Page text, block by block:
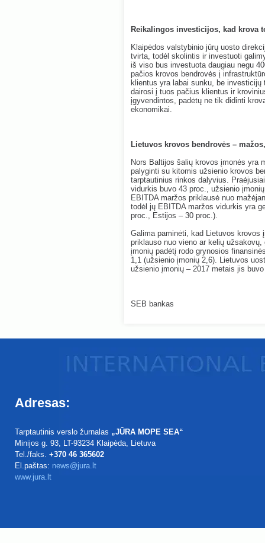
Reikalingos investicijos, kad krova
Klaipėdos valstybinio jūrų uosto
tvirta, todėl skolintis ir investuoti
iš viso bus investuota daugiau negu
pačios krovos bendrovės į
klientus yra labai sunku, be
dairosi į tuos pačius klientus ir
įgyvendintos, padėtų ne tik didinti
ekonomikai.
Lietuvos krovos bendrovės –
Nors Baltijos šalių krovos įmonės yra
palyginti su kitomis užsienio krovos
tarptautinius rinkos dalyvius.
vidurkis buvo 43 proc., užsienio
EBITDA maržos priklausė nuo
todėl jų EBITDA maržos vidurkis yra
proc., Estijos – 30 proc.).
Galima paminėti, kad Lietuvos
priklauso nuo vieno ar kelių
įmonių padėtį rodo grynosios
1,1 (užsienio įmonių 2,6). Lietuvos
užsienio įmonių – 2017 metais jis
SEB bankas
Adresas:
Tarptautinis verslo žurnalas „JŪRA MOPE SEA“
Minijos g. 93, LT-93234 Klaipėda, Lietuva
Tel./faks. +370 46 365602
El.paštas: news@jura.lt
www.jura.lt